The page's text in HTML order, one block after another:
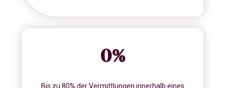
0%
Bis zu 80% der Vermittlungen innerhalb eines